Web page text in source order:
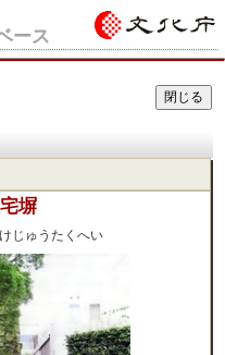
ース
塀
じゅうたくへい